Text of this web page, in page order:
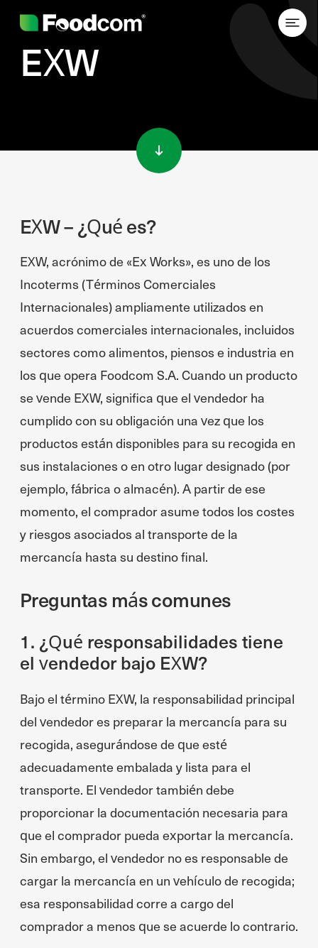
EXW
EXW – ¿Qué es?
EXW, acrónimo de «Ex Works», es uno de los
Incoterms (Términos Comerciales
Internacionales) ampliamente utilizados en
acuerdos comerciales internacionales, incluidos
sectores como alimentos, piensos e industria en
los que opera Foodcom S.A. Cuando un producto
se vende EXW, significa que el vendedor ha
cumplido con su obligación una vez que los
productos están disponibles para su recogida en
sus instalaciones o en otro lugar designado (por
ejemplo, fábrica o almacén). A partir de ese
momento, el comprador asume todos los costes
y riesgos asociados al transporte de la
mercancía hasta su destino final.
Preguntas más comunes
1. ¿Qué responsabilidades tiene
el vendedor bajo EXW?
Bajo el término EXW, la responsabilidad principal
del vendedor es preparar la mercancía para su
recogida, asegurándose de que esté
adecuadamente embalada y lista para el
transporte. El vendedor también debe
proporcionar la documentación necesaria para
que el comprador pueda exportar la mercancía.
Sin embargo, el vendedor no es responsable de
cargar la mercancía en un vehículo de recogida;
esa responsabilidad corre a cargo del
comprador a menos que se acuerde lo contrario.